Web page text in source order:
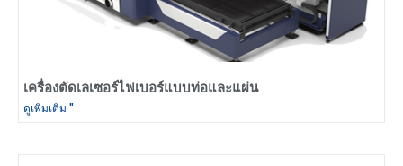
เครื่องตัดเลเซอร์ไฟเบอร์แบบท่อและแผ่น
ดูเพิ่มเติม "